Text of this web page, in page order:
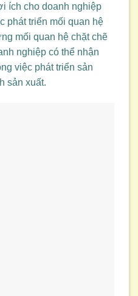
ích cho doanh nghiệp
phát triển mối quan hệ
mối quan hệ chặt chẽ
nghiệp có thể nhận
việc phát triển sản
sản xuất.